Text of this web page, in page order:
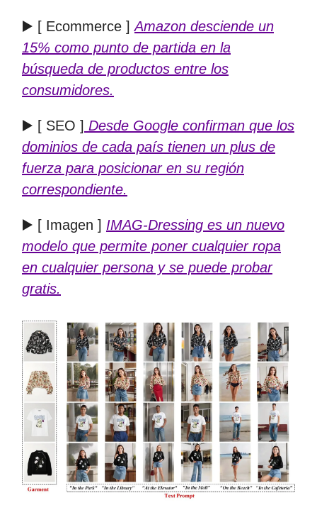
▶️ [ Ecommerce ]Amazon desciende un
15% como punto de partida en la
búsqueda de productos entre los
consumidores.
▶️ [ SEO ] Desde Google confirman que los
dominios de cada país tienen un plus de
fuerza para posicionar en su región
correspondiente.
▶️ [ Imagen ] IMAG-Dressing es un nuevo
modelo que permite poner cualquier ropa
en cualquier persona y se puede probar
gratis.